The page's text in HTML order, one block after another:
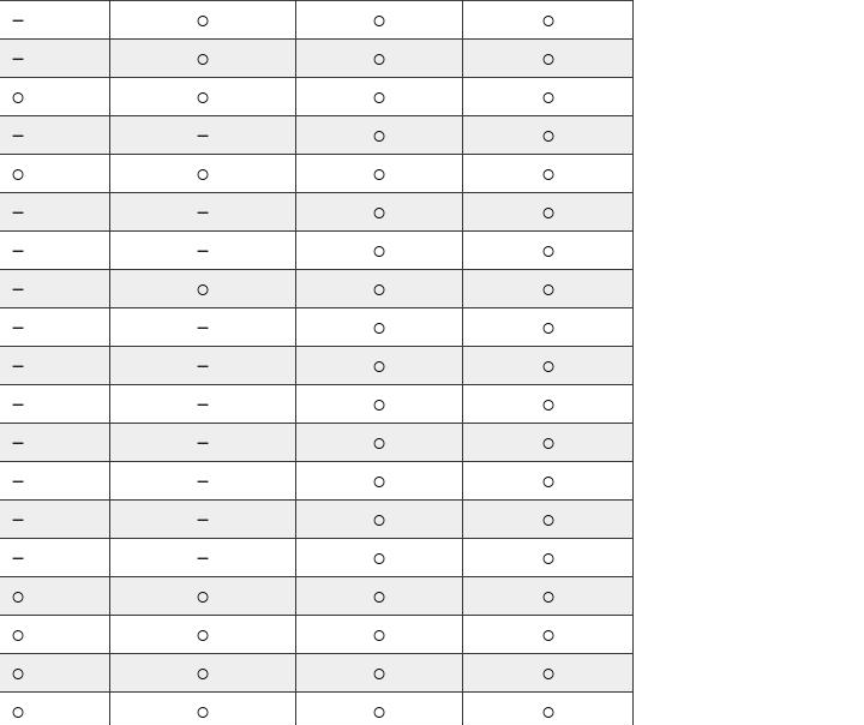
－ ○ ○ ○
－ ○ ○ ○
○ ○ ○ ○
－ － ○ ○
○ ○ ○ ○
－ － ○ ○
－ － ○ ○
－ ○ ○ ○
－ － ○ ○
－ － ○ ○
－ － ○ ○
－ － ○ ○
－ － ○ ○
－ － ○ ○
－ － ○ ○
○ ○ ○ ○
○ ○ ○ ○
○ ○ ○ ○
○ ○ ○ ○